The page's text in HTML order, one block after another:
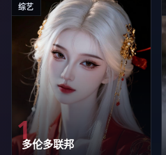
1
综艺
多伦多联邦